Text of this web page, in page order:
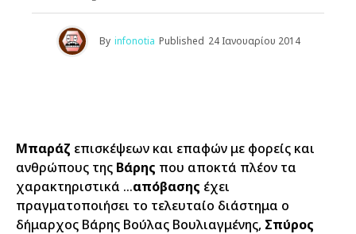
By infonotia Published 24 Ιανουαρίου 2014
Μπαράζ επισκέψεων και επαφών με φορείς και
ανθρώπους της Βάρης που αποκτά πλέον τα
χαρακτηριστικά …απόβασης έχει
πραγματοποιήσει το τελευταίο διάστημα ο
δήμαρχος Βάρης Βούλας Βουλιαγμένης, Σπύρος